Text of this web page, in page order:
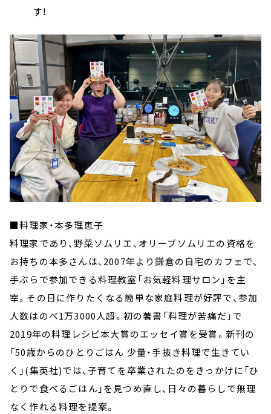
す！
■料理家・本多理恵子
料理家であり、野菜ソムリエ、オリーブソムリエの資格を
お持ちの本多さんは、2007年より鎌倉の自宅のカフェで、
手ぶらで参加できる料理教室「お気軽料理サロン」を主
宰。その日に作りたくなる簡単な家庭料理が好評で、参加
人数はのべ1万3000人超。初の著書「料理が苦痛だ」で
2019年の料理レシピ本大賞のエッセイ賞を受賞。新刊の
「50歳からのひとりごはん 少量・手抜き料理で生きてい
く」(集英社)では、子育てを卒業されたのをきっかけに「ひ
とりで食べるごはん」を見つめ直し、日々の暮らしで無理
なく作れる料理を提案。